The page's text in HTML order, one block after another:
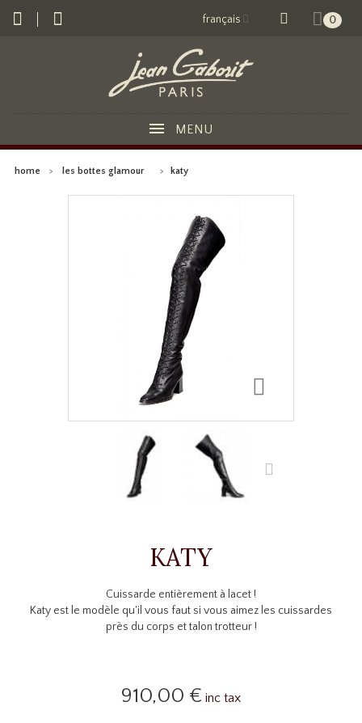
0
français
MENU
home > les bottes glamour > katy
KATY
Cuissarde entièrement à lacet !
Katy est le modèle qu'il vous faut si vous aimez les cuissardes
près du corps et talon trotteur !
910,00 € inc tax